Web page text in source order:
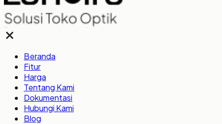
Beranda
Fitur
Harga
Tentang Kami
Dokumentasi
Hubungi Kami
Blog